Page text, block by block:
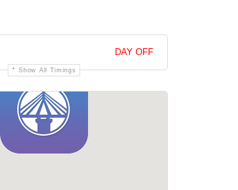
DAY OFF
Show All Timings